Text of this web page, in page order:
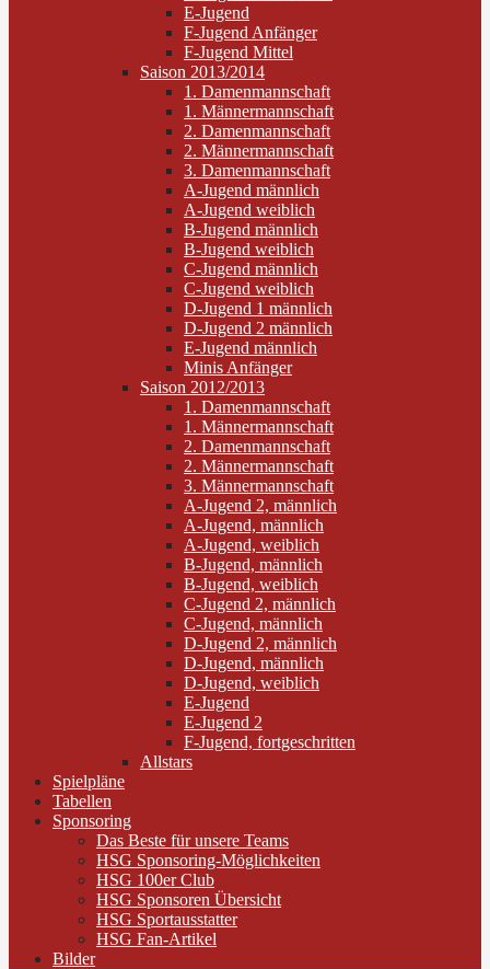
E-Jugend
F-Jugend Anfänger
F-Jugend Mittel
Saison 2013/2014
1. Damenmannschaft
1. Männermannschaft
2. Damenmannschaft
2. Männermannschaft
3. Damenmannschaft
A-Jugend männlich
A-Jugend weiblich
B-Jugend männlich
B-Jugend weiblich
C-Jugend männlich
C-Jugend weiblich
D-Jugend 1 männlich
D-Jugend 2 männlich
E-Jugend männlich
Minis Anfänger
Saison 2012/2013
1. Damenmannschaft
1. Männermannschaft
2. Damenmannschaft
2. Männermannschaft
3. Männermannschaft
A-Jugend 2, männlich
A-Jugend, männlich
A-Jugend, weiblich
B-Jugend, männlich
B-Jugend, weiblich
C-Jugend 2, männlich
C-Jugend, männlich
D-Jugend 2, männlich
D-Jugend, männlich
D-Jugend, weiblich
E-Jugend
E-Jugend 2
F-Jugend, fortgeschritten
Allstars
Spielpläne
Tabellen
Sponsoring
Das Beste für unsere Teams
HSG Sponsoring-Möglichkeiten
HSG 100er Club
HSG Sponsoren Übersicht
HSG Sportausstatter
HSG Fan-Artikel
Bilder